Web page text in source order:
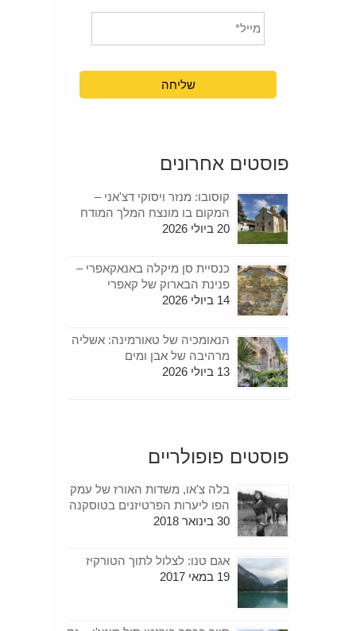
פוסטים אחרונים
קוסובו: מנזר ויסוקי דצ'אני –
המקום בו מונצח המלך המודח
20 ביולי 2026
כנסיית סן מיקלה באנאקאפרי –
פנינת הבארוק של קאפרי
14 ביולי 2026
הנאומכיה של טאורמינה: אשליה
מרהיבה של אבן ומים
13 ביולי 2026
פוסטים פופולריים
בלה צ'או, משדות האורז של עמק
הפו ליערות הפרטיזנים בטוסקנה
30 בינואר 2018
אגם טנו: לצלול לתוך הטורקיז
19 במאי 2017